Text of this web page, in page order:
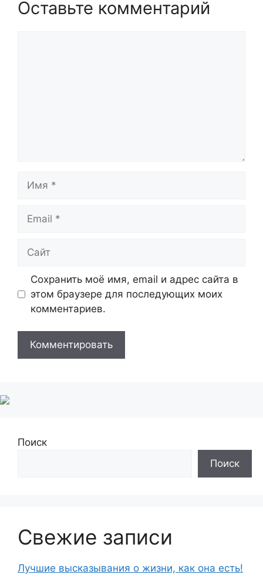
Оставьте комментарий
Сохранить моё имя, email и адрес сайта в
этом браузере для последующих моих
комментариев.
Поиск
Поиск
Свежие записи
Лучшие высказывания о жизни, как она есть!